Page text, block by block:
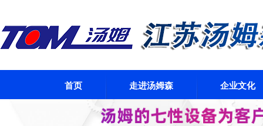
首页 走进汤姆森 企业文化